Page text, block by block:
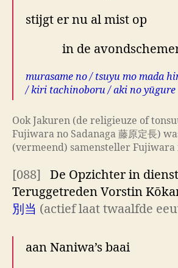
stijgt er nu al mist op
in de avondschemer
murasame no / tsuyu mo mada
/ kiri tachinoboru / aki no yūgure
Ook Jakuren (de religieuze of
Fujiwara no Sadanaga 藤原定長)
(vermeend) samensteller Fujiwara
[088] De Opzichter in
Teruggetreden Vorstin
別当 (actief laat twaalfde
aan Naniwa’s baai